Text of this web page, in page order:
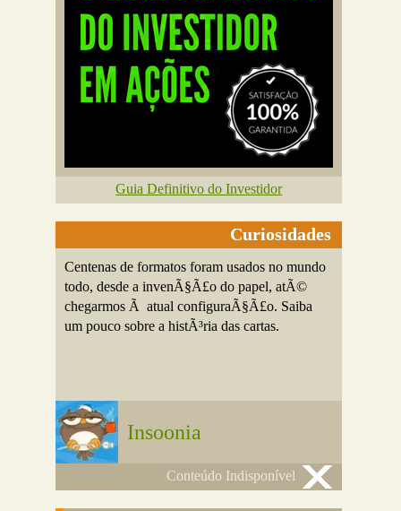
Guia Definitivo do Investidor
Curiosidades
Centenas de formatos foram usados no mundo
todo, desde a invenÃ§Ã£o do papel, atÃ©
chegarmos Ã atual configuraÃ§Ã£o. Saiba
um pouco sobre a histÃ³ria das cartas.
Insoonia
Conteúdo Indisponível